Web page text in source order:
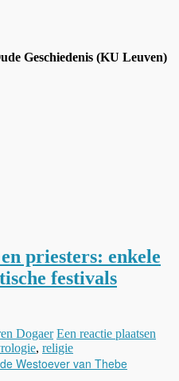
Geschiedenis (KU Leuven)
priesters: enkele
festivals
Dogaer Een reactie plaatsen
, religie